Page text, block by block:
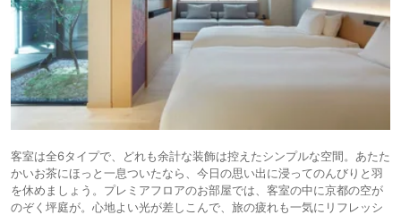
客室は全6タイプで、どれも余計な装飾は控えたシンプルな空間。あたた
かいお茶にほっと一息ついたなら、今日の思い出に浸ってのんびりと羽
を休めましょう。プレミアフロアのお部屋では、客室の中に京都の空が
のぞく坪庭が。心地よい光が差しこんで、旅の疲れも一気にリフレッシ